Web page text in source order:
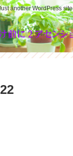
another WordPress site